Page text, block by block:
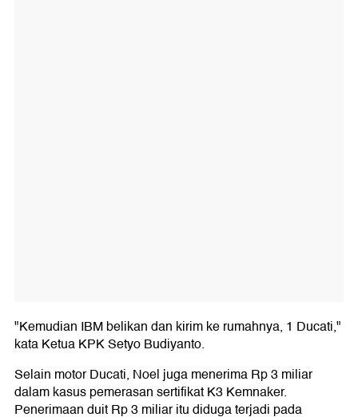
"Kemudian IBM belikan dan kirim ke rumahnya, 1 Ducati,"
kata Ketua KPK Setyo Budiyanto.
Selain motor Ducati, Noel juga menerima Rp 3 miliar
dalam kasus pemerasan sertifikat K3 Kemnaker.
Penerimaan duit Rp 3 miliar itu diduga terjadi pada